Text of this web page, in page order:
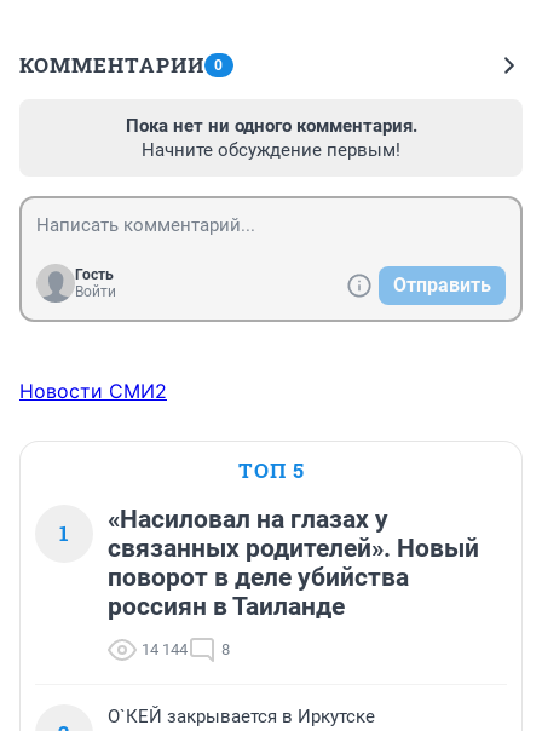
КОММЕНТАРИИ 0
Пока нет ни одного комментария.
Начните обсуждение первым!
Гость
Войти
Отправить
Новости СМИ2
ТОП 5
1
«Насиловал на глазах у
связанных родителей». Новый
поворот в деле убийства
россиян в Таиланде
14 144 8
О`КЕЙ закрывается в Иркутске